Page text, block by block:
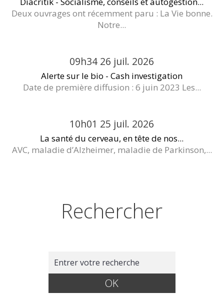
Deux ouvrages ont récemment paru : La Vie bonne.
Notre...
09h34 26 juil. 2026
Alerte sur le bio - Cash investigation
Date de première diffusion : 6 juin 2023 Les...
10h01 25 juil. 2026
La santé du cerveau, en tête de nos...
AVC, maladie d’Alzheimer, maladie de Parkinson,...
Rechercher